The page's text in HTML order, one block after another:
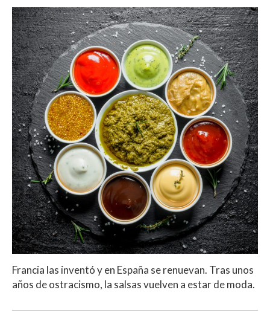
Francia las inventó y en España se renuevan. Tras unos
años de ostracismo, la salsas vuelven a estar de moda.